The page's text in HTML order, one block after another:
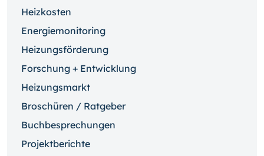
Heizkosten
Energiemonitoring
Heizungsförderung
Forschung + Entwicklung
Heizungsmarkt
Broschüren / Ratgeber
Buchbesprechungen
Projektberichte